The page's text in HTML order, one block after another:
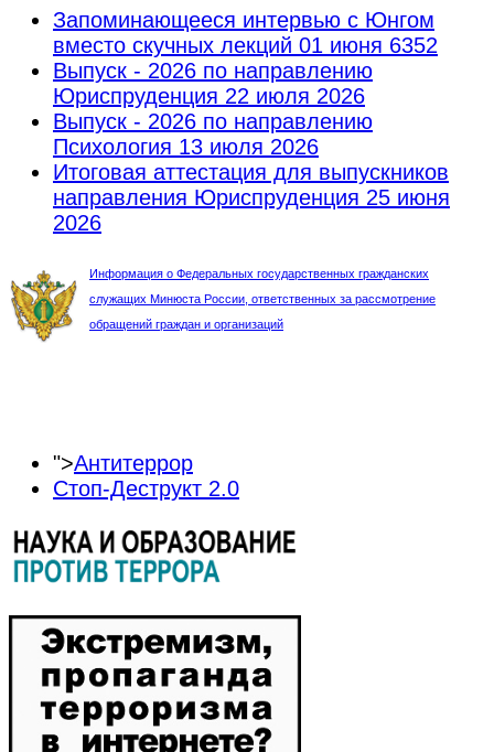
Запоминающееся интервью с Юнгом
вместо скучных лекций 01 июня 6352
Выпуск - 2026 по направлению
Юриспруденция 22 июля 2026
Выпуск - 2026 по направлению
Психология 13 июля 2026
Итоговая аттестация для выпускников
направления Юриспруденция 25 июня
2026
Информация о Федеральных государственных гражданских
служащих Минюста России, ответственных за рассмотрение
обращений граждан и организаций
">Антитеррор
Стоп-Деструкт 2.0